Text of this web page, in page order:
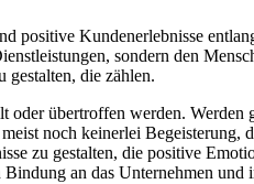
positive Kundenerlebnisse
sondern den
gestalten, die zählen.
übertroffen werden. Werden
noch keinerlei Begeisterung,
zu gestalten, die positive
an das Unternehmen und